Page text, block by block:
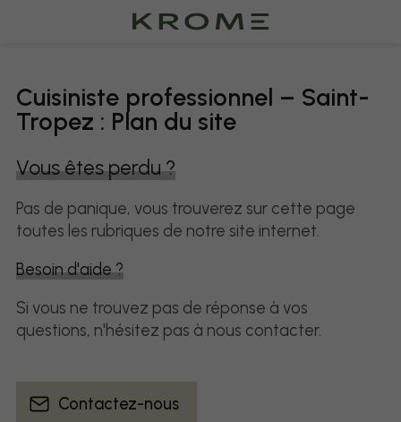
Cuisiniste professionnel – Saint-
Tropez : Plan du site
Vous êtes perdu ?
Pas de panique, vous trouverez sur cette page
toutes les rubriques de notre site internet.​​
Besoin d'aide ?
Si vous ne trouvez pas de réponse à vos
questions, n'hésitez pas à nous contacter.
Contactez-nous